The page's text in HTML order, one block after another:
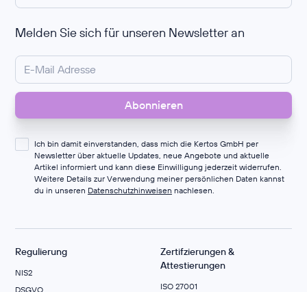
Melden Sie sich für unseren Newsletter an
Ich bin damit einverstanden, dass mich die Kertos GmbH per
Newsletter über aktuelle Updates, neue Angebote und aktuelle
Artikel informiert und kann diese Einwilligung jederzeit widerrufen.
Weitere Details zur Verwendung meiner persönlichen Daten kannst
du in unseren Datenschutzhinweisen nachlesen.
Regulierung
NIS2
DSGVO
Zertifzierungen &
Attestierungen
ISO 27001